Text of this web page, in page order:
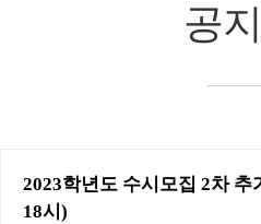
공
2023학년도 수시모집 2차
18시)